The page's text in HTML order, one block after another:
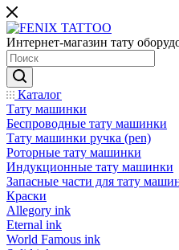
Интернет-магазин тату
Каталог
Тату машинки
Беспроводные тату машинки
Тату машинки ручка (pen)
Роторные тату машинки
Индукционные тату машинки
Запасные части для тату
Краски
Allegory ink
Eternal ink
World Famous ink